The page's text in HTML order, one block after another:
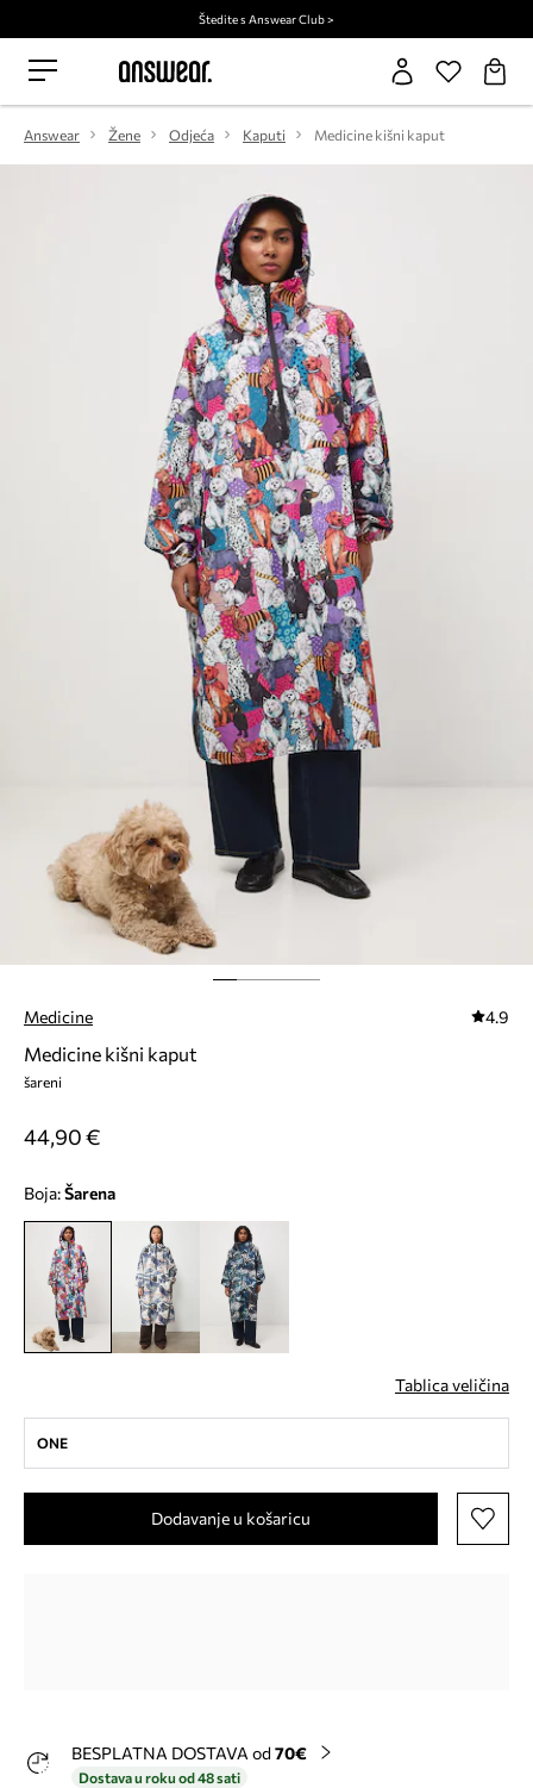
Štedite s Answear Club >
Answear Žene Odjeća Kaputi Medicine kišni kaput
Medicine 4.9
Medicine kišni kaput
šareni
44,90 €
Boja: šarena
Tablica veličina
ONE
Dodavanje u košaricu
BESPLATNA DOSTAVA od 70€
Dostava u roku od 48 sati